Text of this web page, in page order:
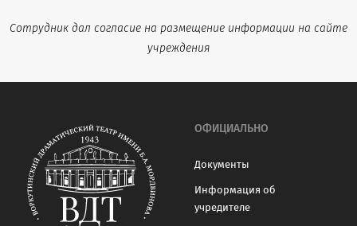
Сотрудник дал согласие на размещение информации на сайте
учреждения
ОФИЦИАЛЬНО
Документы
Информация об
учредителе